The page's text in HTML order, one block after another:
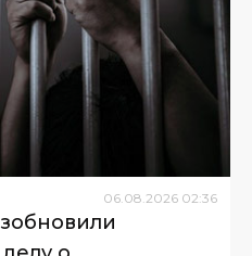
06.08.2026 02:36